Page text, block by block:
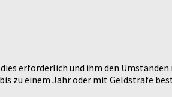
erforderlich und ihm den
zu einem Jahr oder mit Geldstrafe